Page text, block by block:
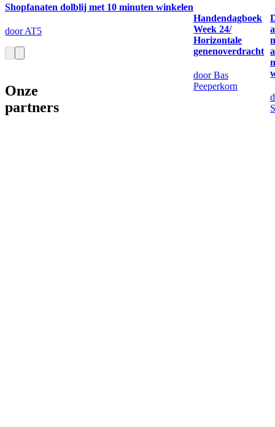
Shopfanaten dolblij met 10 minuten winkelen
door AT5
Handendagboek
Week 24/
Horizontale
genenoverdracht
door Bas
Peeperkorn
Onze
partners